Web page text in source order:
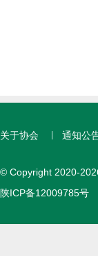
关于协会 通知公
© Copyright 2020-
陕ICP备12009785号